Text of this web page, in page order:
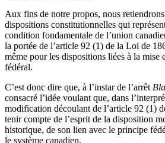
Aux fins de notre propos, nous retiendrons
dispositions constitutionnelles qui
condition fondamentale de l’union
la portée de l’article 92 (1) de la Loi de
même pour les dispositions liées à la mise
fédéral.
C’est donc dire que, à l’instar de l’arrêt
consacré l’idée voulant que, dans
modification découlant de l’article 92 (1)
tenir compte de l’esprit de la disposition
historique, de son lien avec le principe
le système canadien.